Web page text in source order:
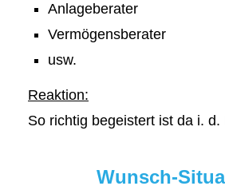
Anlageberater
Vermögensberater
usw.
Reaktion:
So richtig begeistert ist da i. d.
Wunsch-